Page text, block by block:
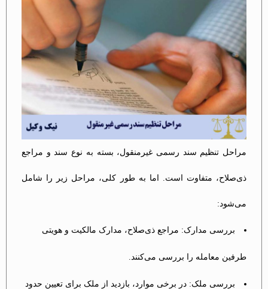
مراحل تنظیم سند رسمی غیرمنقول، بسته به نوع سند و مراجع
ذی‌صلاح، متفاوت است. اما به طور کلی، مراحل زیر را شامل
می‌شود:
بررسی مدارک: مراجع ذی‌صلاح، مدارک مالکیت و هویتی
طرفین معامله را بررسی می‌کنند.
بررسی ملک: در برخی موارد، بازدید از ملک برای تعیین حدود